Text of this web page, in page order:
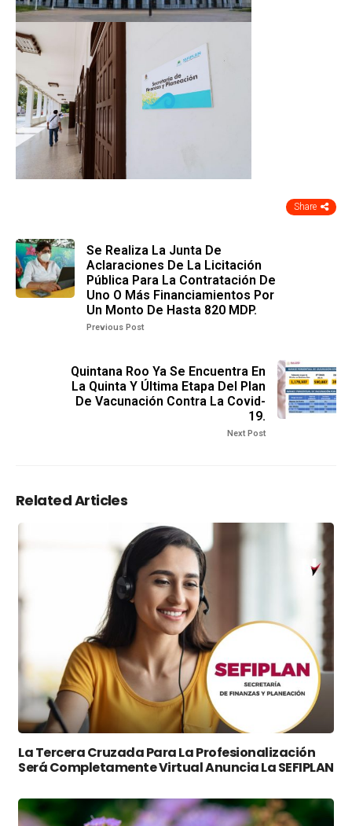
Share
Se Realiza La Junta De
Aclaraciones De La Licitación
Pública Para La Contratación De
Uno O Más Financiamientos Por
Un Monto De Hasta 820 MDP.
Previous Post
Quintana Roo Ya Se Encuentra En
La Quinta Y Última Etapa Del Plan
De Vacunación Contra La Covid-
19.
Next Post
Related Articles
La Tercera Cruzada Para La Profesionalización
Será Completamente Virtual Anuncia La SEFIPLAN